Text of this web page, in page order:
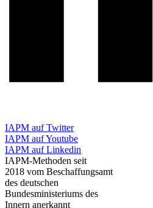
IAPM auf Twitter
IAPM auf Youtube
IAPM auf Linkedin
IAPM-Methoden seit
2018 vom Beschaffungsamt
des deutschen
Bundesministeriums des
Innern anerkannt